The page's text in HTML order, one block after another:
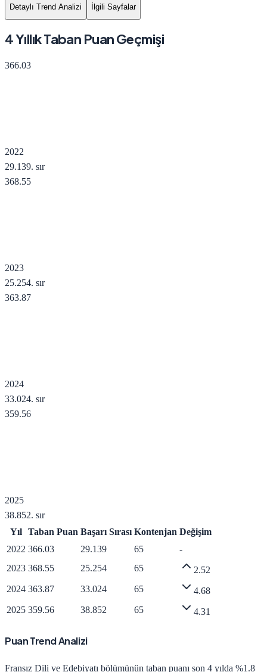
Detaylı Trend Analizi İlgili Sayfalar
4 Yıllık Taban Puan Geçmişi
366.03
2022
29.139. sır
368.55
2023
25.254. sır
363.87
2024
33.024. sır
359.56
2025
38.852. sır
Yıl Taban Puan Başarı Sırası Kontenjan Değişim
2022 366.03 29.139 65
-
2023 368.55 25.254 65
2.52
2024 363.87 33.024 65
4.68
2025 359.56 38.852 65 4.31
Puan Trend Analizi
Fransız Dili ve Edebiyatı bölümünün taban puanı son 4 yılda %1.8